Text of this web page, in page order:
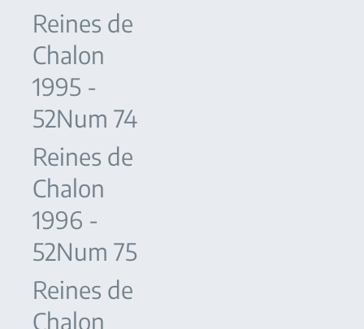
Reines de
Chalon
1995 -
52Num 74
Reines de
Chalon
1996 -
52Num 75
Reines de
Chalon